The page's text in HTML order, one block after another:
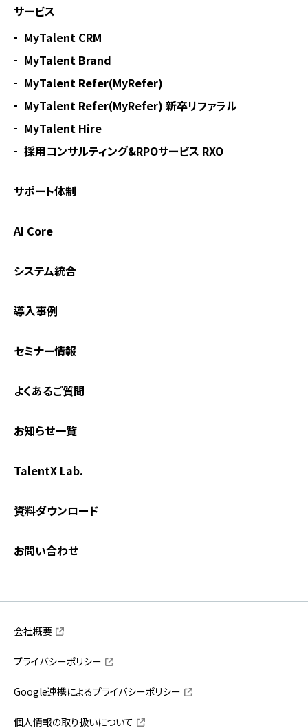
サービス
MyTalent CRM
MyTalent Brand
MyTalent Refer(MyRefer)
MyTalent Refer(MyRefer) 新卒リファラル
MyTalent Hire
採用コンサルティング&RPOサービス RXO
サポート体制
AI Core
システム統合
導入事例
セミナー情報
よくあるご質問
お知らせ一覧
TalentX Lab.
資料ダウンロード
お問い合わせ
会社概要
プライバシーポリシー
Google連携によるプライバシーポリシー
個人情報の取り扱いについて